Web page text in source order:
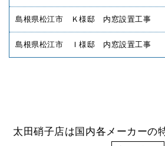
島根県松江市 Ｋ様邸 内窓設置工事
島根県松江市 Ｉ様邸 内窓設置工事
太田硝子店は国内各メーカーの